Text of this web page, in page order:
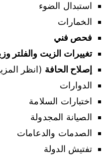
استبدال الضوء
الخمارات
فحص فني
تغييرات الزيت والفلتر
إصلاح الحافة (انظر
الدوارات
اختبارات السلامة
الصيانة المجدولة
الصدمات والدعامات
تفتيش الدولة